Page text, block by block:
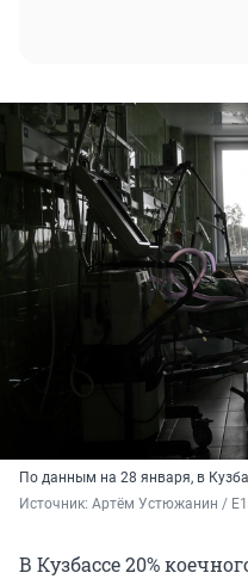
По данным на 28 января, в
Источник: Артём Устюжанин /
В Кузбассе 20%